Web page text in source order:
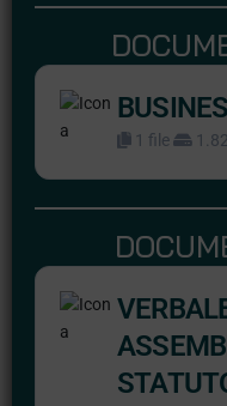
1 file